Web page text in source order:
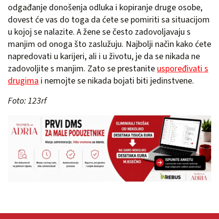
odgađanje donošenja odluka i kopiranje druge osobe,
dovest će vas do toga da ćete se pomiriti sa situacijom
u kojoj se nalazite. A žene se često zadovoljavaju s
manjim od onoga što zaslužuju. Najbolji način kako ćete
napredovati u karijeri, ali i u životu, je da se nikada ne
zadovoljite s manjim. Zato se prestaniteuspoređivati s
drugima i nemojte se nikada bojati biti jedinstvene.
Foto: 123rf